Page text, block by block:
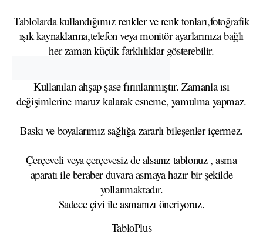
Tablolarda kullandığımız renkler ve renk tonları,fotoğrafik
ışık kaynaklarına,telefon veya monitör ayarlarınıza bağlı
her zaman küçük farklılıklar gösterebilir.
Kullanılan ahşap şase fırınlanmıştır. Zamanla ısı
değişimlerine maruz kalarak esneme, yamulma yapmaz.
Baskı ve boyalarımız sağlığa zararlı bileşenler içermez.
Çerçeveli veya çerçevesiz de alsanız tablonuz , asma
aparatı ile beraber duvara asmaya hazır bir şekilde
yollanmaktadır.
Sadece çivi ile asmanızı öneriyoruz.
TabloPlus